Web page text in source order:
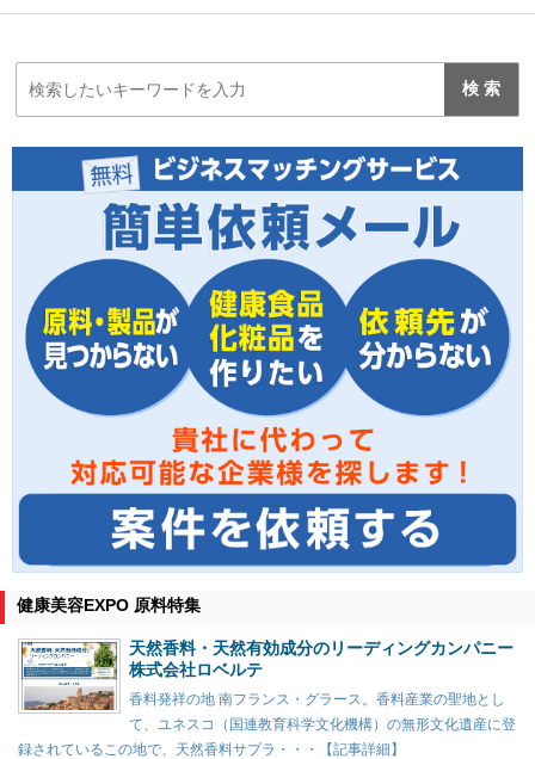
健康美容EXPO 原料特集
天然香料・天然有効成分のリーディングカンパニー
株式会社ロベルテ
香料発祥の地 南フランス・グラース。香料産業の聖地とし
て、ユネスコ（国連教育科学文化機構）の無形文化遺産に登
録されているこの地で、天然香料サプラ・・・【記事詳細】